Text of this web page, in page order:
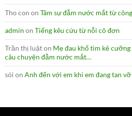
Tho con on Tâm sự đẫm nước mắt từ
admin on Tiếng kêu cứu từ nỗi cô đơn
Trần thị luậton Mẹ đau khổ tìm kẻ
câu chuyện đẫm nước mắt…
sói on Anh đến với em khi em đang tan